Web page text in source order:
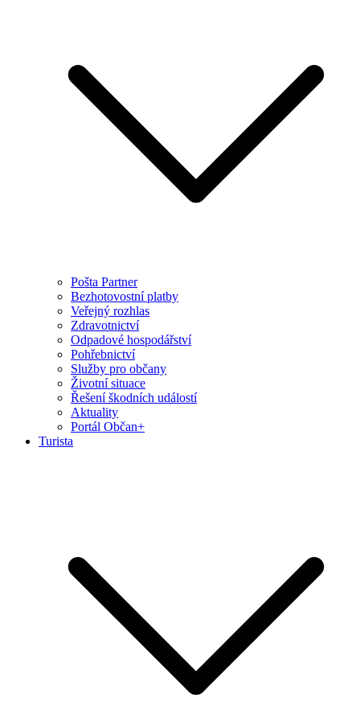
Pošta Partner
Bezhotovostní platby
Veřejný rozhlas
Zdravotnictví
Odpadové hospodářství
Pohřebnictví
Služby pro občany
Životní situace
Řešení škodních událostí
Aktuality
Portál Občan+
Turista